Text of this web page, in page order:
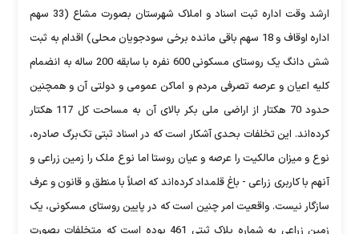
ارشد وقت اداره ثبت اسناد و املاک شهرستان بصورت مشاع (33 سهم
اداره اوقاف و 18 سهم باقی مانده برخی سودجویان محلی) اقدام به ثبت
شش دانگ یک روستای مسکونی 600 نفره با سابقه 200 ساله به انضمام
کلیه اعیان و عرصه تصرفی مردم و اماکن عمومی و دولتی آن و همچنین
حدود 70 هکتار از اراضی ملی بکر بالای آن به مساحت کل 117 هکتار
کرده‌اند. این تخلفات بحدی آشکار است که در اسناد ثبتی تک‌برگ صادره،
نوع و میزان مالکیت را عرصه و عیان روستا اما نوع ملک را زمین زراعی و
آنهم با کاربری زراعی - باغ قلمداد کرده‌اند که اصلاً با منطق و قانون و عرف
سازگار نیست. واقعیت امر چنین است که در پایین روستای مسکونی، یک